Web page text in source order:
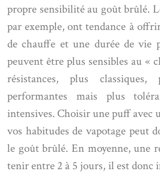
propre sensibilité au goût brûlé.
par exemple, ont tendance à
de chauffe et une durée de vie
peuvent être plus sensibles au «
résistances, plus
performantes mais plus
intensives. Choisir une puff avec
vos habitudes de vapotage peut
le goût brûlé. En moyenne, une
tenir entre 2 à 5 jours, il est donc